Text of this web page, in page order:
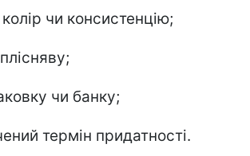
чи консистенцію;
чи банку;
термін придатності.